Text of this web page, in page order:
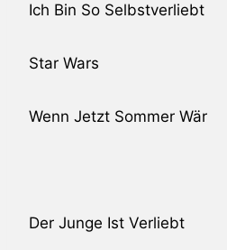
Ich Bin So Selbstverliebt
Star Wars
Wenn Jetzt Sommer Wär
Der Junge Ist Verliebt